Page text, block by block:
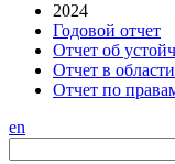
2024
Годовой отчет
Отчет об
Отчет в
Отчет по
en